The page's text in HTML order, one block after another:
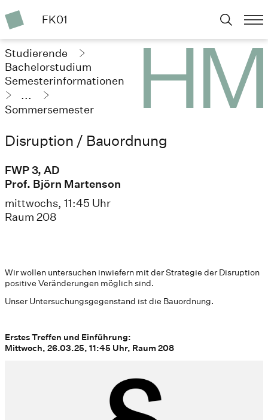
FK01
Studierende
Bachelorstudium
Semesterinformationen
...
Sommersemester
Disruption / Bauordnung
FWP 3, AD
Prof. Björn Martenson
mittwochs, 11:45 Uhr
Raum 208
Wir wollen untersuchen inwiefern mit der Strategie der Disruption
positive Veränderungen möglich sind.
Unser Untersuchungsgegenstand ist die Bauordnung.
Erstes Treffen und Einführung:
Mittwoch, 26.03.25, 11:45 Uhr, Raum 208